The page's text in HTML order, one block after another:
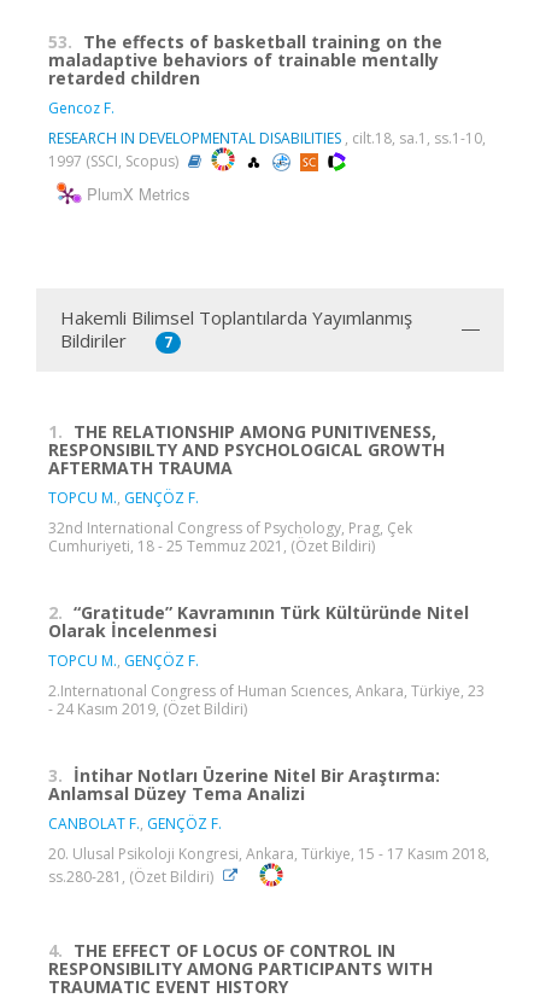
53. The effects of basketball training on the
maladaptive behaviors of trainable mentally
retarded children
Gencoz F.
RESEARCH IN DEVELOPMENTAL DISABILITIES , cilt.18, sa.1, ss.1-10,
1997 (SSCI, Scopus)
PlumX Metrics
Hakemli Bilimsel Toplantılarda Yayımlanmış
Bildiriler
7
1. THE RELATIONSHIP AMONG PUNITIVENESS,
RESPONSIBILTY AND PSYCHOLOGICAL GROWTH
AFTERMATH TRAUMA
TOPCU M., GENÇÖZ F.
32nd International Congress of Psychology, Prag, Çek
Cumhuriyeti, 18 - 25 Temmuz 2021, (Özet Bildiri)
2. “Gratitude” Kavramının Türk Kültüründe Nitel
Olarak İncelenmesi
TOPCU M., GENÇÖZ F.
2.Internatıonal Congress of Human Scıences, Ankara, Türkiye, 23
- 24 Kasım 2019, (Özet Bildiri)
3. İntihar Notları Üzerine Nitel Bir Araştırma:
Anlamsal Düzey Tema Analizi
CANBOLAT F., GENÇÖZ F.
20. Ulusal Psikoloji Kongresi, Ankara, Türkiye, 15 - 17 Kasım 2018,
ss.280-281, (Özet Bildiri)
4. THE EFFECT OF LOCUS OF CONTROL IN
RESPONSIBILITY AMONG PARTICIPANTS WITH
TRAUMATIC EVENT HISTORY